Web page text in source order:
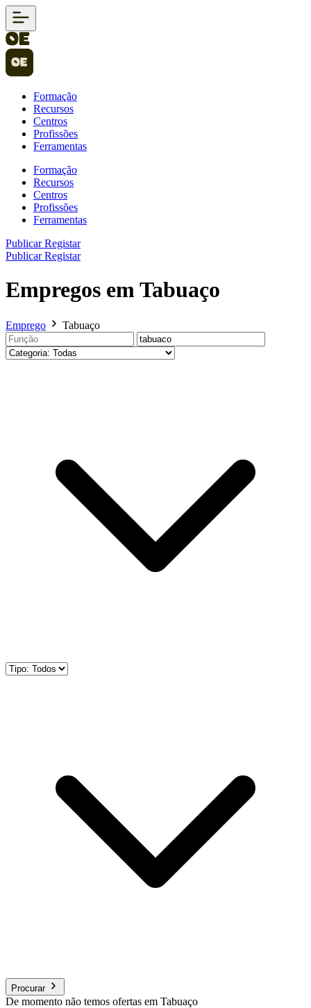
Formação
Recursos
Centros
Profissões
Ferramentas
Formação
Recursos
Centros
Profissões
Ferramentas
PublicarRegistar
PublicarRegistar
Empregos em Tabuaço
Emprego Tabuaço
Procurar
De momento não temos ofertas em Tabuaço